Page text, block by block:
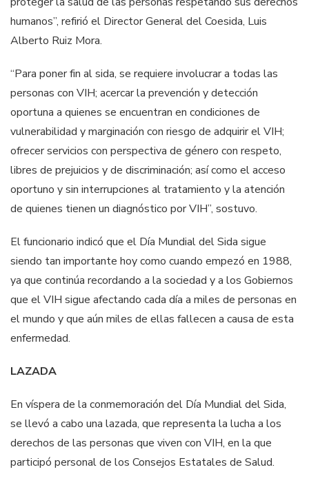
humanos”, refirió el Director General del Coesida, Luis
Alberto Ruiz Mora.
“Para poner fin al sida, se requiere involucrar a todas las
personas con VIH; acercar la prevención y detección
oportuna a quienes se encuentran en condiciones de
vulnerabilidad y marginación con riesgo de adquirir el VIH;
ofrecer servicios con perspectiva de género con respeto,
libres de prejuicios y de discriminación; así como el acceso
oportuno y sin interrupciones al tratamiento y la atención
de quienes tienen un diagnóstico por VIH”, sostuvo.
El funcionario indicó que el Día Mundial del Sida sigue
siendo tan importante hoy como cuando empezó en 1988,
ya que continúa recordando a la sociedad y a los Gobiernos
que el VIH sigue afectando cada día a miles de personas en
el mundo y que aún miles de ellas fallecen a causa de esta
enfermedad.
LAZADA
En víspera de la conmemoración del Día Mundial del Sida,
se llevó a cabo una lazada, que representa la lucha a los
derechos de las personas que viven con VIH, en la que
participó personal de los Consejos Estatales de Salud.